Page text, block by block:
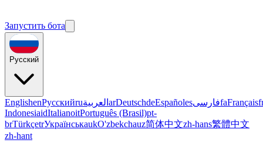
Запустить бота
Русский
EnglishenРусскийruالعربية arDeutschdeEspañolesفارسیfaFrançais
IndonesiaidItalianoitPortuguês (Brasil)pt-
brTürkçetrУкраїнськаukO'zbekchauz简体中文zh-hans繁體中文
zh-hant